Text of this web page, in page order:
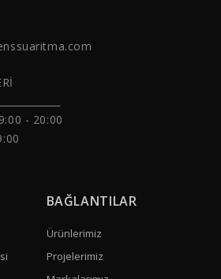
- 20:00
BAĞLANTILAR
Ürünlerimiz
Projelerimiz